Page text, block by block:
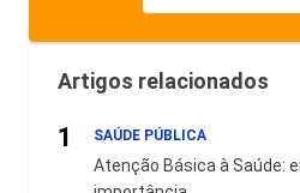
Artigos relacionados
1 SAÚDE PÚBLICA
Atenção Básica à Saúde: